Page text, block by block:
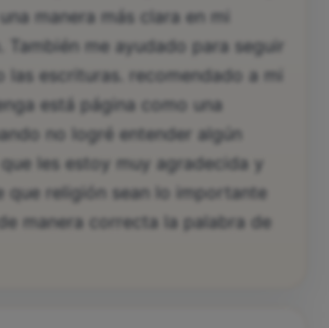
manera más clara en mi
También me ayudado para seguir
las escrituras. recomendado a mi
está página como una
no logré entender algún
les estoy muy agradecida y
que religión sean lo importante
manera correcta la palabra de